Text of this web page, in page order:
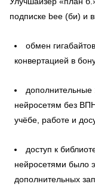
подписке bee (би) и
обмен
конвертацией в
дополнительные
нейросетям без
учёбе, работе и
доступ к
нейросетями было
дополнительных